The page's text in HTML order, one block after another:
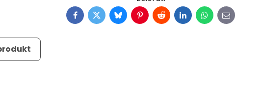
Facebook
TwitterBlueskyPinterest
RedditLinkedInWhatsApp
E-
mail